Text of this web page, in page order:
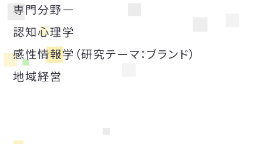
専門分野―
認知心理学
感性情報学（研究テーマ：ブランド）
地域経営